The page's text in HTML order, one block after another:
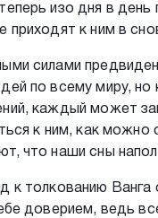
изо дня в
приходят к ним в
силами
по всему миру,
каждый может
к ним, как
что наши сны
к толкованию Ванга
доверием, ведь